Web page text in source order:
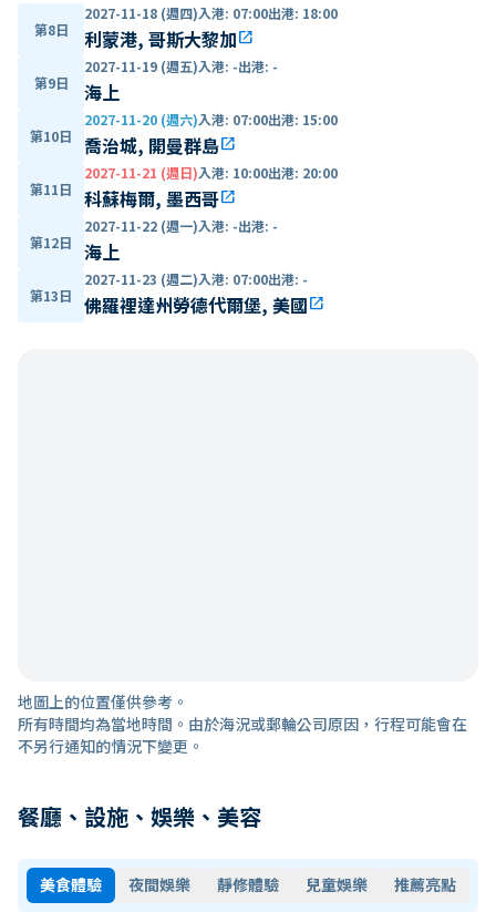
第8日
2027-11-18 (週四)入港: 07:00出港: 18:00
利蒙港, 哥斯大黎加open_in_new
第9日
2027-11-19 (週五)入港: -出港: -
海上
第10日
2027-11-20 (週六)入港: 07:00出港: 15:00
喬治城, 開曼群島open_in_new
第11日
2027-11-21 (週日)入港: 10:00出港: 20:00
科蘇梅爾, 墨西哥open_in_new
第12日
2027-11-22 (週一)入港: -出港: -
海上
第13日
2027-11-23 (週二)入港: 07:00出港: -
佛羅裡達州勞德代爾堡, 美國open_in_new
地圖上的位置僅供參考。
所有時間均為當地時間。由於海況或郵輪公司原因，行程可能會在
不另行通知的情況下變更。
餐廳、設施、娛樂、美容
美食體驗 夜間娛樂 靜修體驗 兒童娛樂 推薦亮點